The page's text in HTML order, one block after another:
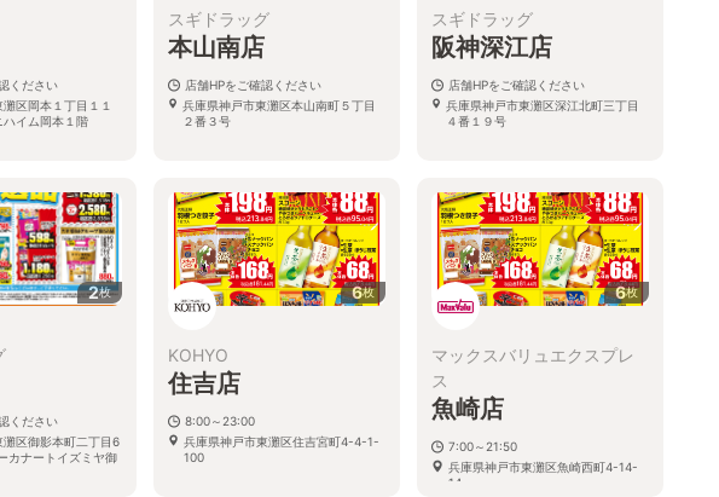
ください
区岡本１丁目１１
イム岡本１階
スギドラッグ
本山南店
店舗HPをご確認ください
兵庫県神戸市東灘区本山南町５丁目
２番３号
スギドラッグ
阪神深江店
店舗HPをご確認ください
兵庫県神戸市東灘区深江北町三丁目
４番１９号
2枚
ください
灘区御影本町二丁目6
カナートイズミヤ御
6枚
KOHYO
住吉店
8:00～23:00
兵庫県神戸市東灘区住吉宮町4-4-1-
100
6枚
マックスバリュエクスプレ
ス
魚崎店
7:00～21:50
兵庫県神戸市東灘区魚崎西町4-14-
14